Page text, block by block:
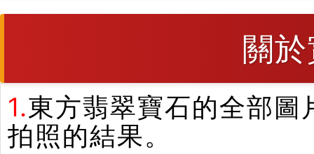
關
1.東方翡翠寶石的全部
拍照的結果。